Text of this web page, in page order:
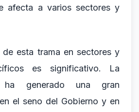
afecta a varios sectores y
de esta trama en sectores y
es significativo. La
ha generado una gran
el seno del Gobierno y en